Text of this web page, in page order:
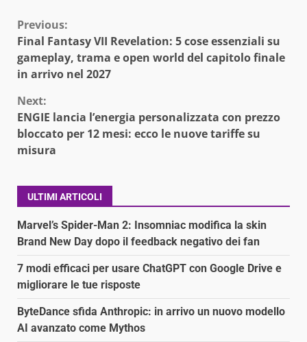
Continue
Reading
Previous:
Final Fantasy VII Revelation: 5 cose essenziali su
gameplay, trama e open world del capitolo finale
in arrivo nel 2027
Next:
ENGIE lancia l’energia personalizzata con prezzo
bloccato per 12 mesi: ecco le nuove tariffe su
misura
ULTIMI ARTICOLI
Marvel’s Spider-Man 2: Insomniac modifica la skin
Brand New Day dopo il feedback negativo dei fan
7 modi efficaci per usare ChatGPT con Google Drive e
migliorare le tue risposte
ByteDance sfida Anthropic: in arrivo un nuovo modello
AI avanzato come Mythos